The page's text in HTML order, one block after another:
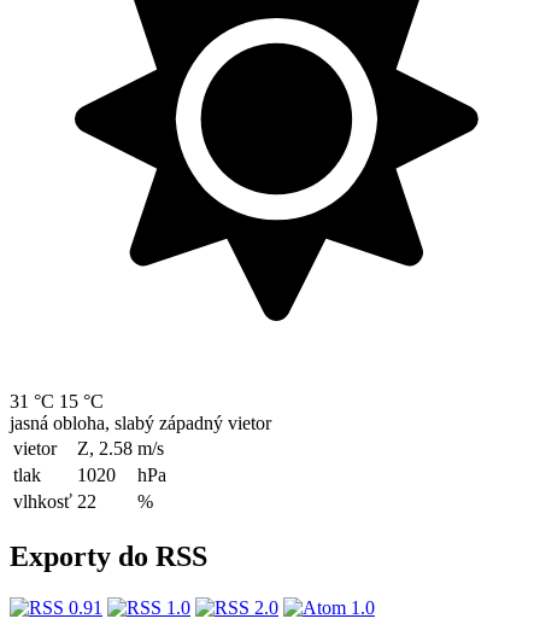
31 °C 15 °C
jasná obloha, slabý západný vietor
vietor
Z, 2.58 m/s
tlak
1020
hPa
vlhkosť 22 %
Exporty do RSS